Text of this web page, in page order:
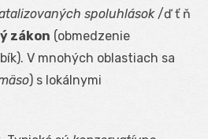
spoluhlások/ď ť ň
zákon (obmedzenie
V mnohých oblastiach sa
) s lokálnymi